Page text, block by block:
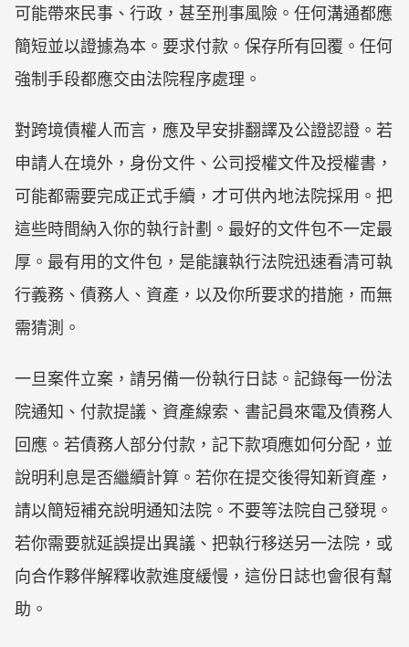
可能帶來民事、行政，甚至刑事風險。任何溝通都應
簡短並以證據為本。要求付款。保存所有回覆。任何
強制手段都應交由法院程序處理。
對跨境債權人而言，應及早安排翻譯及公證認證。若
申請人在境外，身份文件、公司授權文件及授權書，
可能都需要完成正式手續，才可供內地法院採用。把
這些時間納入你的執行計劃。最好的文件包不一定最
厚。最有用的文件包，是能讓執行法院迅速看清可執
行義務、債務人、資產，以及你所要求的措施，而無
需猜測。
一旦案件立案，請另備一份執行日誌。記錄每一份法
院通知、付款提議、資產線索、書記員來電及債務人
回應。若債務人部分付款，記下款項應如何分配，並
說明利息是否繼續計算。若你在提交後得知新資產，
請以簡短補充說明通知法院。不要等法院自己發現。
若你需要就延誤提出異議、把執行移送另一法院，或
向合作夥伴解釋收款進度緩慢，這份日誌也會很有幫
助。